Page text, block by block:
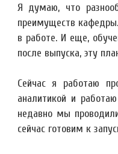
Я думаю, что
преимуществ кафедры.
в работе. И еще,
после выпуска, эту
Сейчас я работаю
аналитикой и
недавно мы
сейчас готовим к